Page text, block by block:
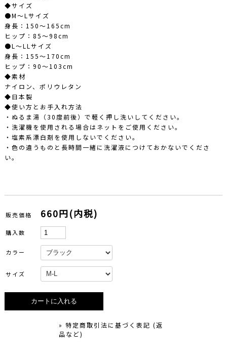
◆サイズ
●M〜Lサイズ
身長：150〜165cm
ヒップ：85〜98cm
●L〜LLサイズ
身長：155〜170cm
ヒップ：90〜103cm
◆素材
ナイロン、ポリウレタン
◆日本製
◆使い方とお手入れ方法
・ぬるま湯（30度前後）で軽く押し洗いしてください。
・洗濯機を使用される場合はネットをご使用ください。
・塩素系漂白剤を使用しないでください。
・色の違うものと長時間一緒に洗濯液につけておかないでくださ
い。
販売価格 660円(内税)
購入数
カラー
サイズ
» 特定商取引法に基づく表記 (返
品など)